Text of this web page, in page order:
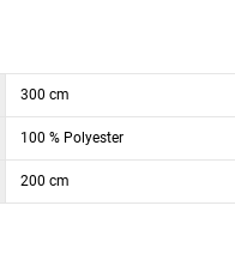
300 cm
100 % Polyester
200 cm